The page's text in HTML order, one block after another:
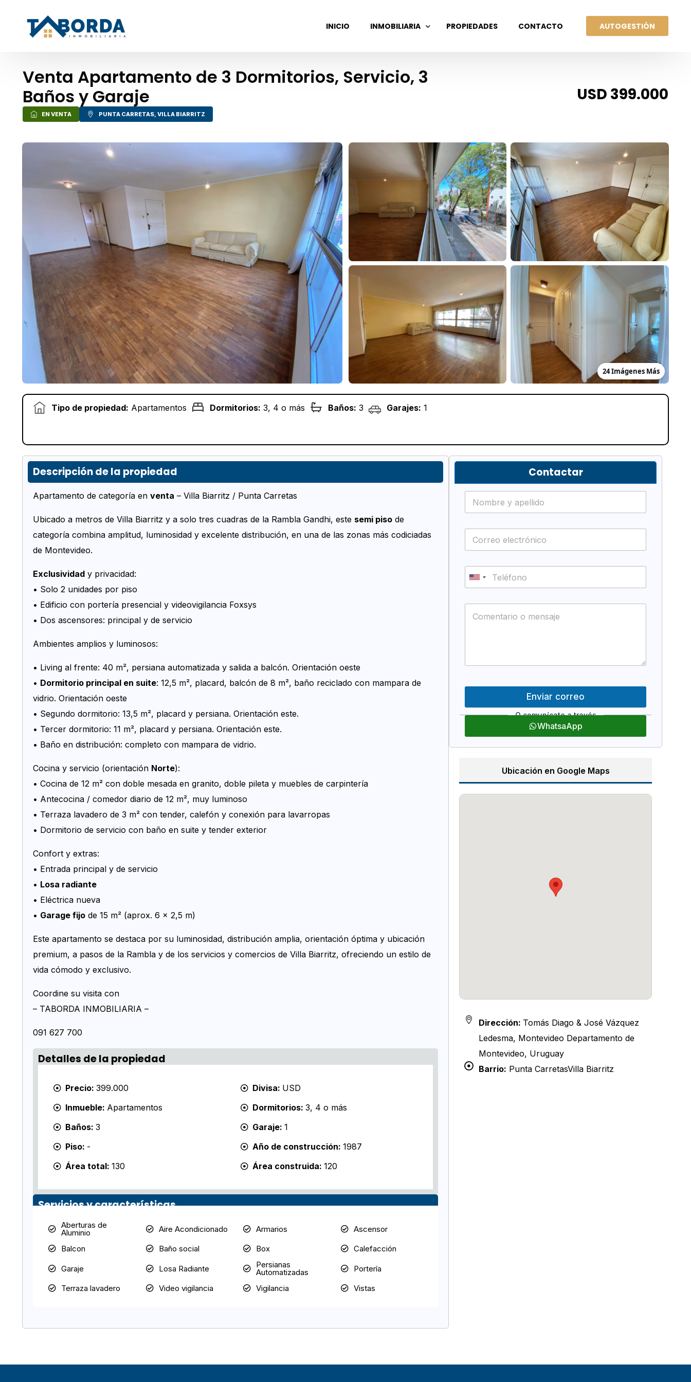
INICIO INMOBILIARIA
GASTOS COMUNES
PROPIEDADES CONTACTO AUTOGESTIÓN
Venta Apartamento de 3 Dormitorios, Servicio, 3
Baños y Garaje
EN VENTA PUNTA CARRETAS, VILLA BIARRITZ
USD 399.000
24 Imágenes Más
Tipo de propiedad: Apartamentos Dormitorios: 3, 4 o más Baños: 3 Garajes: 1
Descripción de la propiedad
Apartamento de categoría enventa – Villa Biarritz / Punta Carretas
Ubicado a metros de Villa Biarritz y a solo tres cuadras de la Rambla Gandhi, este semi piso de
categoría combina amplitud, luminosidad y excelente distribución, en una de las zonas más codiciadas
de Montevideo.
Exclusividad y privacidad:
• Solo 2 unidades por piso
• Edificio con portería presencial y videovigilancia Foxsys
• Dos ascensores: principal y de servicio
Ambientes amplios y luminosos:
• Living al frente: 40 m², persiana automatizada y salida a balcón. Orientación oeste
• Dormitorio principal en suite: 12,5 m², placard, balcón de 8 m², baño reciclado con mampara de
vidrio. Orientación oeste
• Segundo dormitorio: 13,5 m², placard y persiana. Orientación este.
• Tercer dormitorio: 11 m², placard y persiana. Orientación este.
• Baño en distribución: completo con mampara de vidrio.
Cocina y servicio (orientación Norte):
• Cocina de 12 m² con doble mesada en granito, doble pileta y muebles de carpintería
• Antecocina / comedor diario de 12 m², muy luminoso
• Terraza lavadero de 3 m² con tender, calefón y conexión para lavarropas
• Dormitorio de servicio con baño en suite y tender exterior
Confort y extras:
• Entrada principal y de servicio
• Losa radiante
• Eléctrica nueva
• Garage fijo de 15 m² (aprox. 6 x 2,5 m)
Este apartamento se destaca por su luminosidad, distribución amplia, orientación óptima y ubicación
premium, a pasos de la Rambla y de los servicios y comercios de Villa Biarritz, ofreciendo un estilo de
vida cómodo y exclusivo.
Coordine su visita con
– TABORDA INMOBILIARIA –
091 627 700
Detalles de la propiedad
Precio:399.000 Divisa: USD
Inmueble: Apartamentos Dormitorios:3, 4 o más
Baños:3 Garaje:1
Piso: - Año de construcción:1987
Área total:130 Área construida:120
Servicios y características
Aberturas de
Aluminio Aire Acondicionado Armarios Ascensor
Balcon Baño social Box Calefacción
Garaje Losa Radiante Persianas
Automatizadas Portería
Terraza lavadero Video vigilancia Vigilancia Vistas
Contactar
Enviar correo
WhatsaApp
Ubicación en Google Maps
Dirección: Tomás Diago & José Vázquez
Ledesma, Montevideo Departamento de
Montevideo, Uruguay
Barrio: Punta CarretasVilla Biarritz